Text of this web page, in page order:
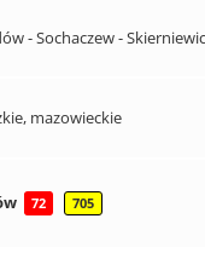
- Sochaczew -
mazowieckie
72 705